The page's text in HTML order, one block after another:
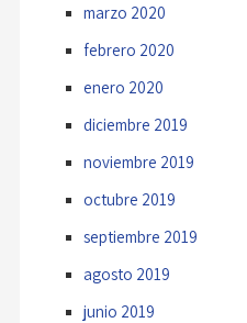
marzo 2020
febrero 2020
enero 2020
diciembre 2019
noviembre 2019
octubre 2019
septiembre 2019
agosto 2019
junio 2019